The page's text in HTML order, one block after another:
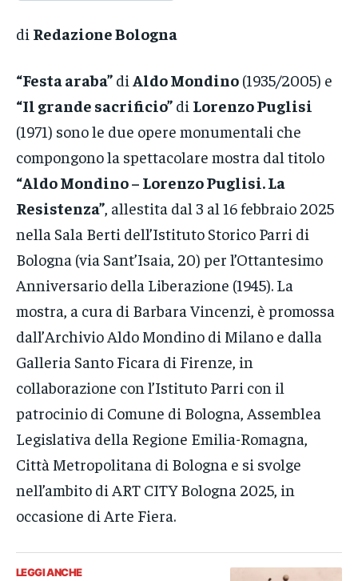
di Redazione Bologna
“Festa araba” di Aldo Mondino (1935/2005) e
“Il grande sacrificio” di Lorenzo Puglisi
(1971) sono le due opere monumentali che
compongono la spettacolare mostra dal titolo
“Aldo Mondino – Lorenzo Puglisi. La
Resistenza” , allestita dal 3 al 16 febbraio 2025
nella Sala Berti dell’Istituto Storico Parri di
Bologna (via Sant’Isaia, 20) per l’Ottantesimo
Anniversario della Liberazione (1945). La
mostra, a cura di Barbara Vincenzi, è promossa
dall’Archivio Aldo Mondino di Milano e dalla
Galleria Santo Ficara di Firenze, in
collaborazione con l’Istituto Parri con il
patrocinio di Comune di Bologna, Assemblea
Legislativa della Regione Emilia-Romagna,
Città Metropolitana di Bologna e si svolge
nell’ambito di ART CITY Bologna 2025, in
occasione di Arte Fiera.
LEGGI ANCHE